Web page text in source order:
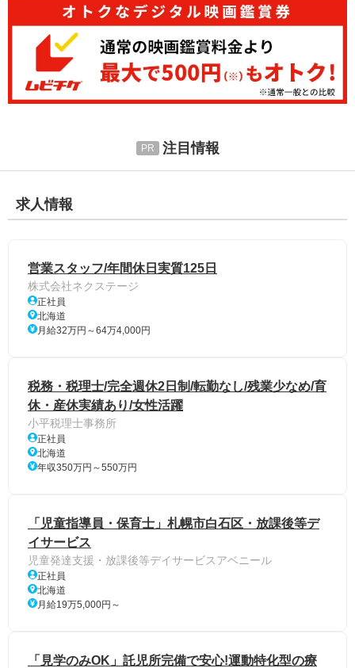
注目情報
求人情報
営業スタッフ/年間休日実質125日
株式会社ネクステージ
正社員
北海道
月給32万円～64万4,000円
税務・税理士/完全週休2日制/転勤なし/残業少なめ/育
休・産休実績あり/女性活躍
小平税理士事務所
正社員
北海道
年収350万円～550万円
「児童指導員・保育士」札幌市白石区・放課後等デ
イサービス
児童発達支援・放課後等デイサービスアベニール
正社員
北海道
月給19万5,000円～
「見学のみOK」託児所完備で安心!運動特化型の療